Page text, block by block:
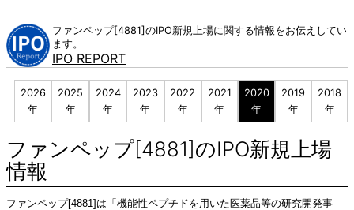
content
ファンペップ[4881]のIPO新規上場に関する情報をお伝えしてい
ます。
IPO REPORT
2026
年
2025
年
2024
年
2023
年
2022
年
2021
年
2020
年
2019
年
2018
年
ファンペップ[4881]のIPO新規上場
情報
ファンペップ[4881]は「機能性ペプチドを用いた医薬品等の研究開発事